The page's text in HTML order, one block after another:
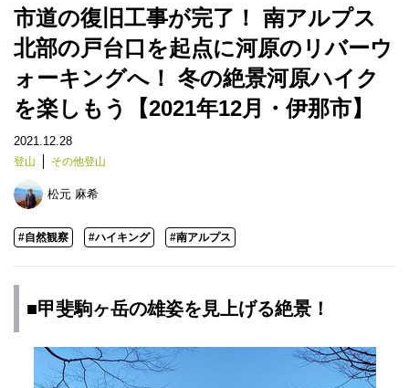
市道の復旧工事が完了！ 南アルプス
北部の戸台口を起点に河原のリバーウ
ォーキングへ！ 冬の絶景河原ハイク
を楽しもう【2021年12月・伊那市】
2021.12.28
登山 その他登山
松元 麻希
#自然観察 #ハイキング #南アルプス
■甲斐駒ヶ岳の雄姿を見上げる絶景！